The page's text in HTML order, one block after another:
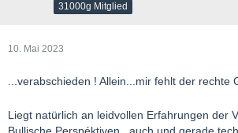
31000g Mitglied
10. Mai 2023
...verabschieden ! Allein...mir fehlt der rechte
Liegt natürlich an leidvollen Erfahrungen der